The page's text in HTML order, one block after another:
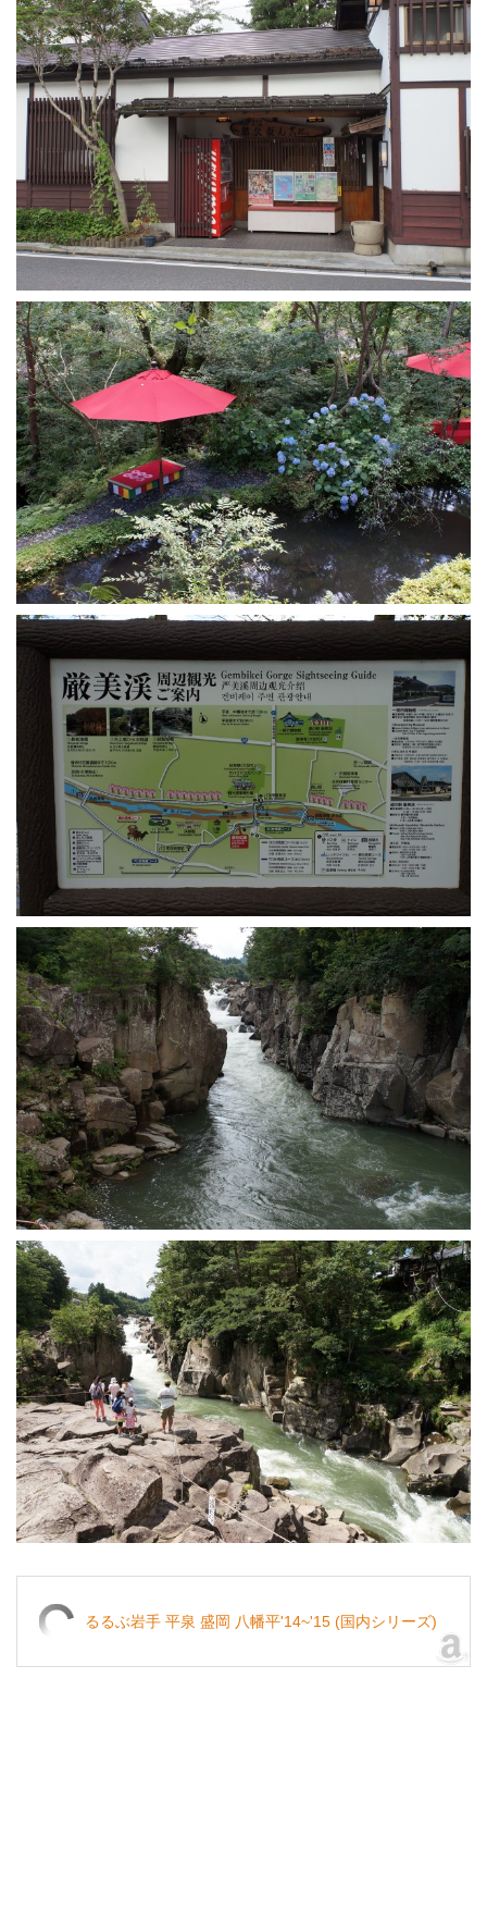
るるぶ岩手 平泉 盛岡 八幡平'14~'15 (国内シリーズ)